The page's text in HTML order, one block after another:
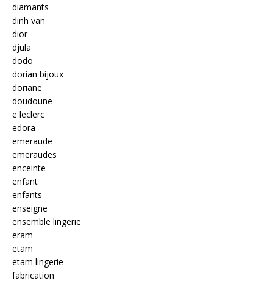
diamants
dinh van
dior
djula
dodo
dorian bijoux
doriane
doudoune
e leclerc
edora
emeraude
emeraudes
enceinte
enfant
enfants
enseigne
ensemble lingerie
eram
etam
etam lingerie
fabrication